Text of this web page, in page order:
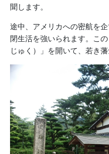
聞します。
途中、アメリカへの密航を
閉生活を強いられます。こ
じゅく）」を開いて、若き